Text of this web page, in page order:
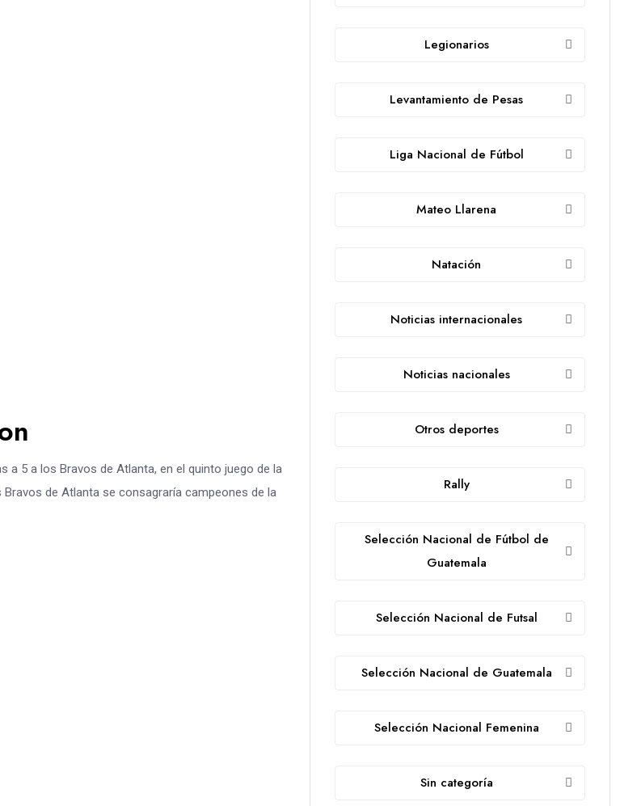
5 a los Bravos de Atlanta, en el quinto juego de la
de Atlanta se consagraría campeones de la
Legionarios
Levantamiento de Pesas
Liga Nacional de Fútbol
Mateo Llarena
Natación
Noticias internacionales
Noticias nacionales
Otros deportes
Rally
Selección Nacional de Fútbol de
Guatemala
Selección Nacional de Futsal
Selección Nacional de Guatemala
Selección Nacional Femenina
Sin categoría